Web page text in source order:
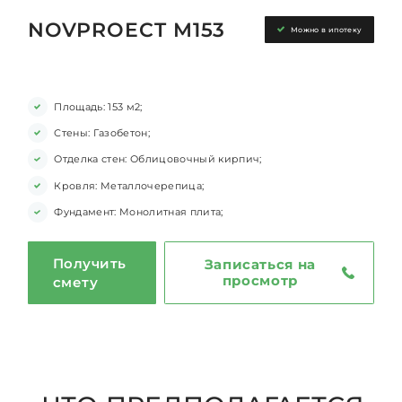
Можно в ипотеку
NOVPROECT M153
Площадь: 153 м2;
Стены: Газобетон;
Отделка стен: Облицовочный кирпич;
Кровля: Металлочерепица;
Фундамент: Монолитная плита;
Получить
смету
Записаться на
просмотр